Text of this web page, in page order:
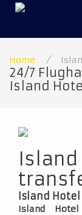
Home /
24/7
Island Hotel
Island
Island